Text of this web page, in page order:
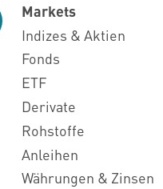
Markets
Indizes & Aktien
Fonds
ETF
Derivate
Rohstoffe
Anleihen
Währungen & Zinsen